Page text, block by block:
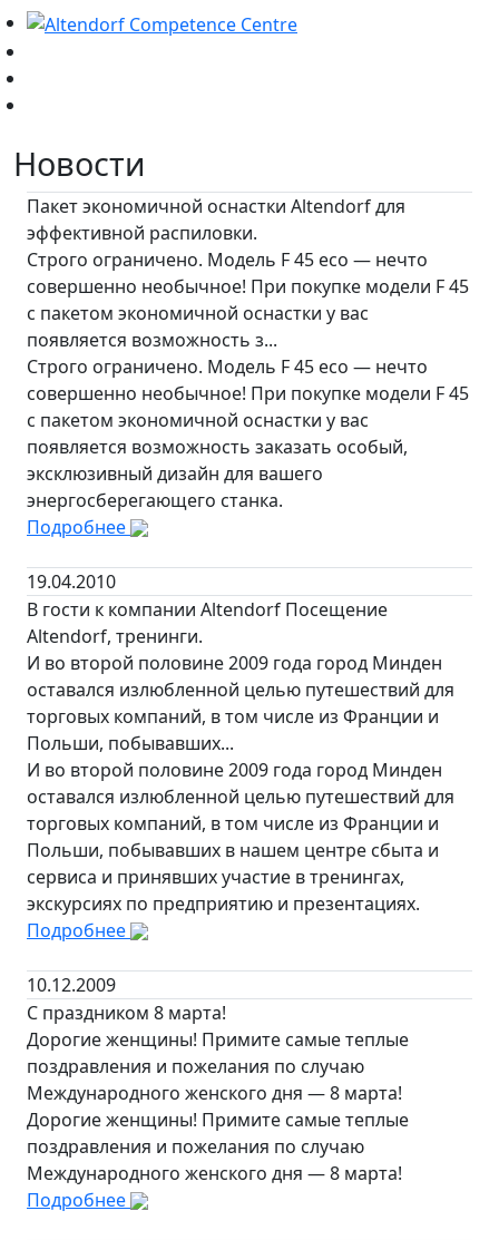
Новости
Пакет экономичной оснастки Altendorf для
эффективной распиловки.
Строго ограничено. Модель F 45 eco — нечто
совершенно необычное! При покупке модели F 45
с пакетом экономичной оснастки у вас
появляется возможность з...
Строго ограничено. Модель F 45 eco — нечто
совершенно необычное! При покупке модели F 45
с пакетом экономичной оснастки у вас
появляется возможность заказать особый,
эксклюзивный дизайн для вашего
энергосберегающего станка.
Подробнее
19.04.2010
В гости к компании Altendorf Посещение
Altendorf, тренинги.
И во второй половине 2009 года город Минден
оставался излюбленной целью путешествий для
торговых компаний, в том числе из Франции и
Польши, побывавших...
И во второй половине 2009 года город Минден
оставался излюбленной целью путешествий для
торговых компаний, в том числе из Франции и
Польши, побывавших в нашем центре сбыта и
сервиса и принявших участие в тренингах,
экскурсиях по предприятию и презентациях.
Подробнее
10.12.2009
С праздником 8 марта!
Дорогие женщины! Примите самые теплые
поздравления и пожелания по случаю
Международного женского дня — 8 марта!
Дорогие женщины! Примите самые теплые
поздравления и пожелания по случаю
Международного женского дня — 8 марта!
Подробнее